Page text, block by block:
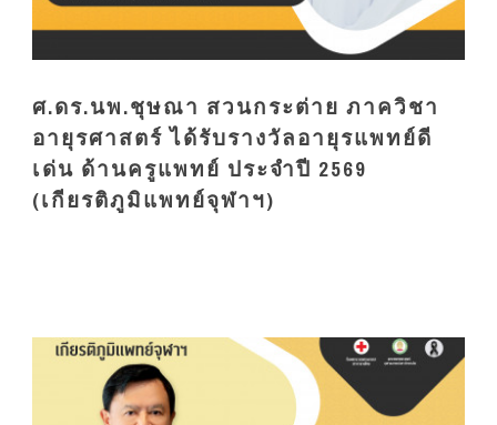
ศ.ดร.นพ.ชุษณา สวนกระต่าย ภาควิชา
อายุรศาสตร์ ได้รับรางวัลอายุรแพทย์ดี
เด่น ด้านครูแพทย์ ประจำปี 2569
(เกียรติภูมิแพทย์จุฬาฯ)